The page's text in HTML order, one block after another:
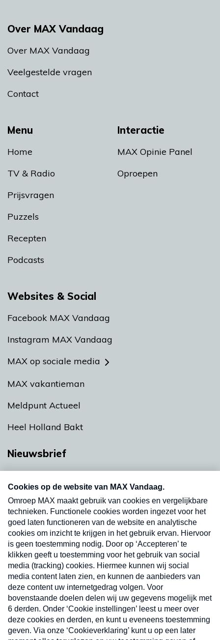
Menu
Home
TV & Radio
Prijsvragen
Puzzels
Recepten
Podcasts
Interactie
MAX Opinie Panel
Oproepen
Over MAX Vandaag
Over MAX Vandaag
Veelgestelde vragen
Contact
Websites & Social
Facebook MAX Vandaag
Instagram MAX Vandaag
MAX op sociale media
MAX vakantieman
Meldpunt Actueel
Heel Holland Bakt
Nieuwsbrief
nieuwsbrief. Elke vrijdag- en dinsdagochtend in
uw mailbox.
Verzend
Nieuwsbrief
Neem hier een gratis abonnement op onze